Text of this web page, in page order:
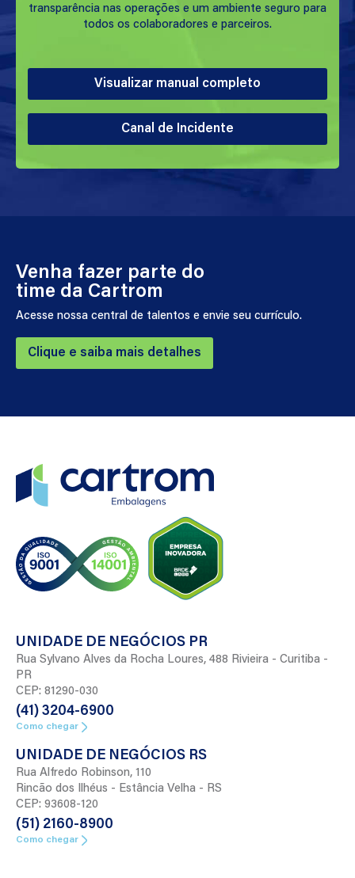
transparência nas operações e um ambiente seguro para
todos os colaboradores e parceiros.
Visualizar manual completo
Canal de Incidente
Venha fazer parte do
time da Cartrom
Acesse nossa central de talentos e envie seu currículo.
Clique e saiba mais detalhes
UNIDADE DE NEGÓCIOS PR
Rua Sylvano Alves da Rocha Loures, 488 Rivieira - Curitiba -
PR
CEP: 81290-030
(41) 3204-6900
Como chegar
UNIDADE DE NEGÓCIOS RS
Rua Alfredo Robinson, 110
Rincão dos Ilhéus - Estância Velha - RS
CEP: 93608-120
(51) 2160-8900
Como chegar